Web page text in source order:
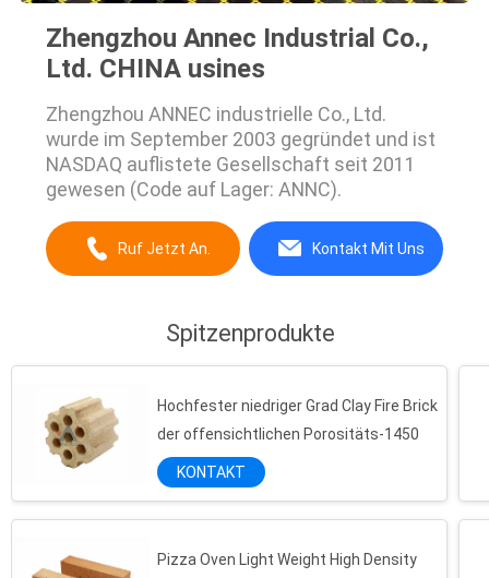
Zhengzhou Annec Industrial Co.,
Ltd. CHINA usines
Zhengzhou ANNEC industrielle Co., Ltd.
wurde im September 2003 gegründet und ist
NASDAQ auflistete Gesellschaft seit 2011
gewesen (Code auf Lager: ANNC).
Ruf Jetzt An. Kontakt Mit Uns
Spitzenprodukte
Hochfester niedriger Grad Clay Fire Brick
der offensichtlichen Porositäts-1450
KONTAKT
Pizza Oven Light Weight High Density